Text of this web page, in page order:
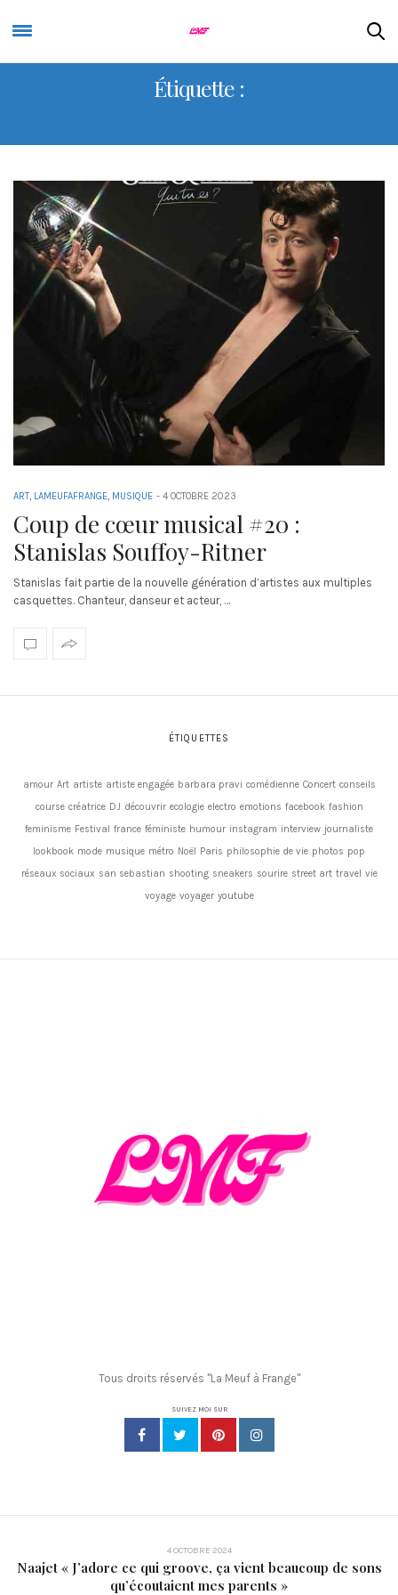
Étiquette :
ART, LAMEUFAFRANGE, MUSIQUE - 4 OCTOBRE 2023
Coup de cœur musical #20 :
Stanislas Souffoy-Ritner
Stanislas fait partie de la nouvelle génération d’artistes aux multiples
casquettes. Chanteur, danseur et acteur, …
ÉTIQUETTES
amour Art artiste artiste engagée barbara pravi comédienne Concert conseils
course créatrice DJ découvrir ecologie electro emotions facebook fashion
feminisme Festival france féministe humour instagram interview journaliste
lookbook mode musique métro Noël Paris philosophie de vie photos pop
réseaux sociaux san sebastian shooting sneakers sourire street art travel vie
voyage voyager youtube
Tous droits réservés "La Meuf à Frange"
SUIVEZ MOI SUR
4 OCTOBRE 2024
Naajet « J’adore ce qui groove, ça vient beaucoup de sons
qu’écoutaient mes parents »